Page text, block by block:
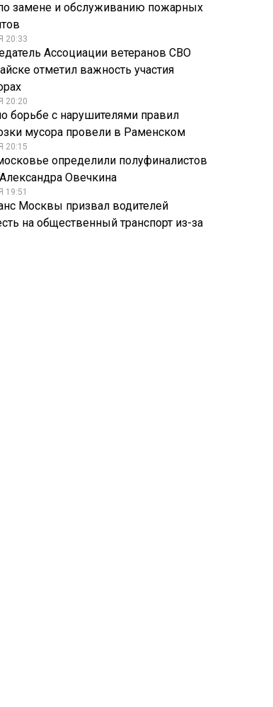
замене и обслуживанию пожарных
20:33
Ассоциации ветеранов СВО
отметил важность участия
20:20
борьбе с нарушителями правил
мусора провели в Раменском
20:15
определили полуфиналистов
Овечкина
19:51
Москвы призвал водителей
на общественный транспорт из-за